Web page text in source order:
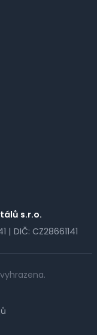
s.r.o.
| DIČ: CZ28661141